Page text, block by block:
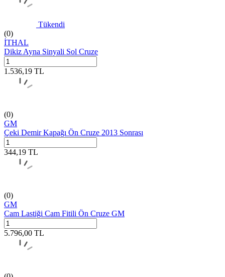
Tükendi
(0)
İTHAL
Dikiz Ayna Sinyali Sol Cruze
1.536,19 TL
(0)
GM
Çeki Demir Kapağı Ön Cruze 2013 Sonrası
344,19 TL
(0)
GM
Cam Lastiği Cam Fitili Ön Cruze GM
5.796,00 TL